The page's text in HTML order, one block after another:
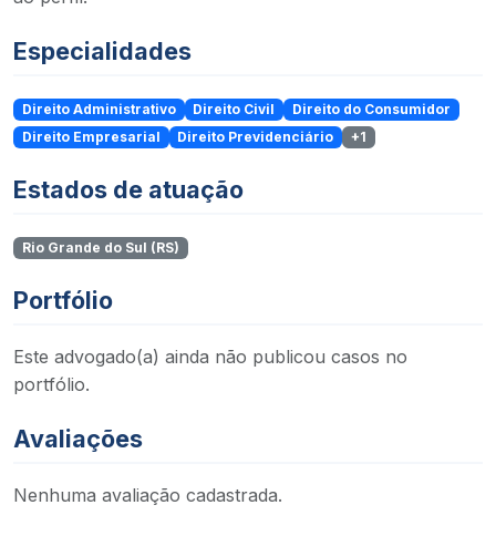
Especialidades
Direito Administrativo Direito Civil
Direito do Consumidor
Direito Empresarial
Direito Previdenciário +1
Estados de atuação
Rio Grande do Sul (RS)
Portfólio
Este advogado(a) ainda não publicou casos no
portfólio.
Avaliações
Nenhuma avaliação cadastrada.